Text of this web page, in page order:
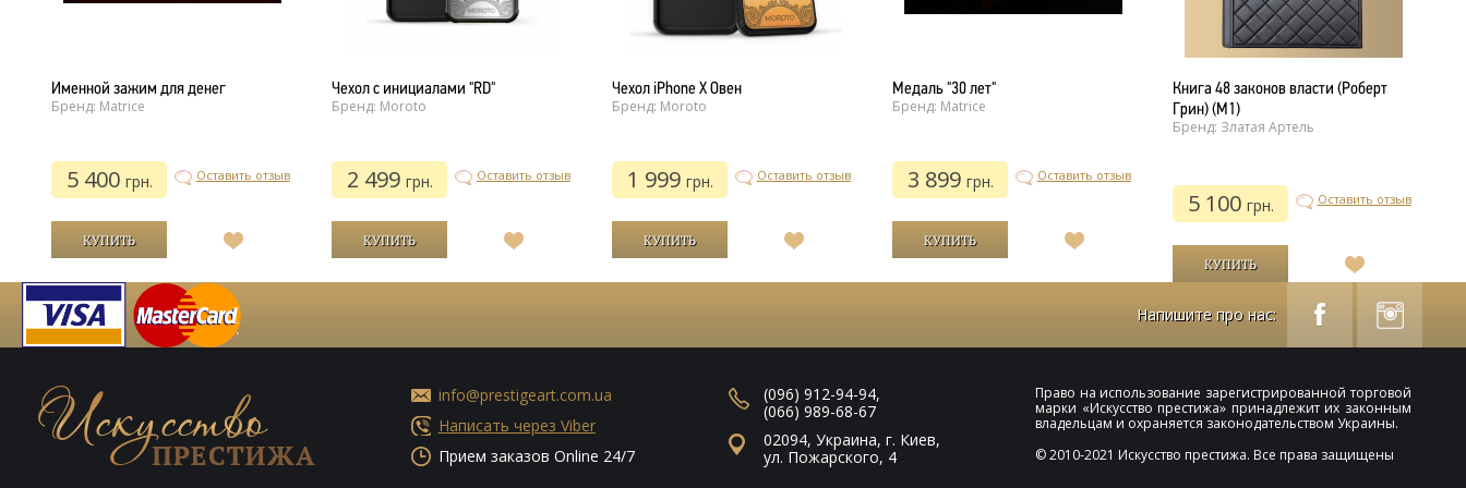
Именной зажим для денег
Бренд: Matrice
5 400 грн. Оставить отзыв
желаний
Чехол с инициалами "RD"
Бренд: Moroto
2 499 грн. Оставить отзыв
желаний
Чехол iPhone Х Овен
Бренд: Moroto
1 999 грн. Оставить отзыв
желаний
Медаль "30 лет"
Бренд: Matrice
3 899 грн. Оставить отзыв
желаний
Книга 48 законов власти (Роберт
Грин) (M1)
Бренд: Златая Артель
5 100 грн. Оставить отзыв
В
желаний
Напишите про нас:
info@prestigeart.com.ua
Написать через Viber
Прием заказов Online 24/7
(096) 912-94-94,
(066) 989-68-67
02094,Украина,г. Киев,
ул. Пожарского, 4
Право на использование зарегистрированной торговой
марки «Искусство престижа» принадлежит их законным
владельцам и охраняется законодательством Украины.
© 2010-2021 Искусство престижа. Все права защищены